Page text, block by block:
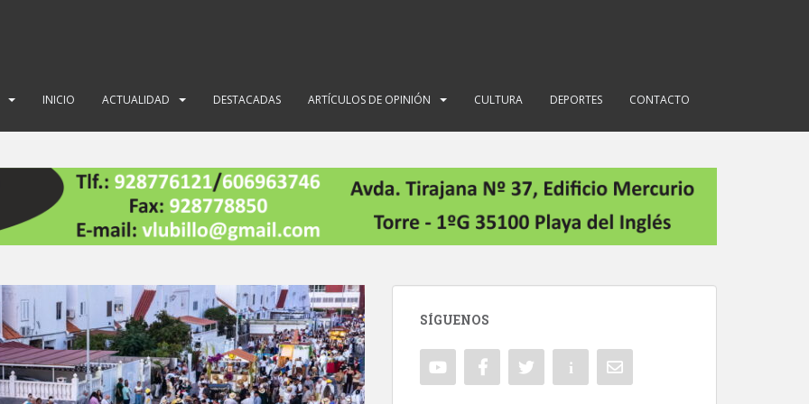
INICIO ACTUALIDAD DESTACADAS ARTÍCULOS DE OPINIÓN CULTURA DEPORTES CONTACTO
SÍGUENOS